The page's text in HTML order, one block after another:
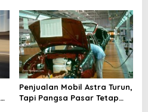
Bertenaga
Penjualan Mobil Astra Turun,
Tapi Pangsa Pasar Tetap